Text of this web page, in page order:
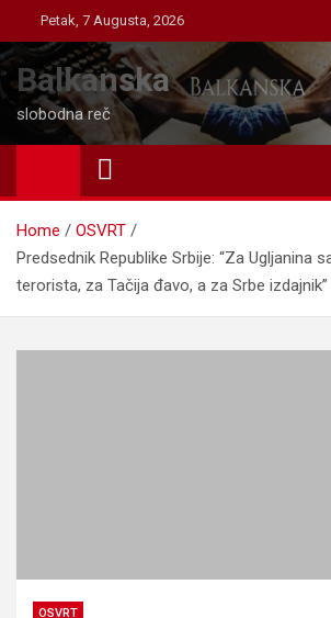
to
content
Petak, 7 Augusta, 2026
Balkanska
slobodna reč
Home
OSVRT
Predsednik Republike Srbije: “Za Ugljanina
terorista, za Tačija đavo, a za Srbe izdajnik”
OSVRT